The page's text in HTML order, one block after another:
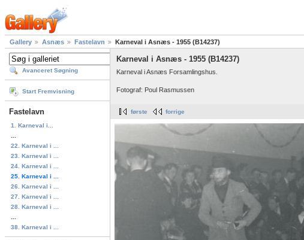
Gallery Asnæs Fastelavn Karneval i Asnæs - 1955 (B14237)
Avanceret Søgning
Start Fremvisning
Fastelavn
1. Karneval i...
22. Karneval i ...
23. Karneval i ...
24. Karneval i ...
25. Karneval i ...
26. Karneval i ...
27. Karneval i ...
28. Karneval i ...
38. Karneval i ...
Karneval i Asnæs - 1955 (B14237)
Karneval i Asnæs Forsamlingshus.
Fotograf: Poul Rasmussen
første forrige